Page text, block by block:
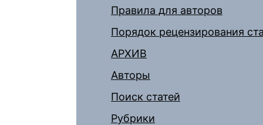
Правила для авторов
Порядок рецензирования
АРХИВ
Авторы
Поиск статей
Рубрики